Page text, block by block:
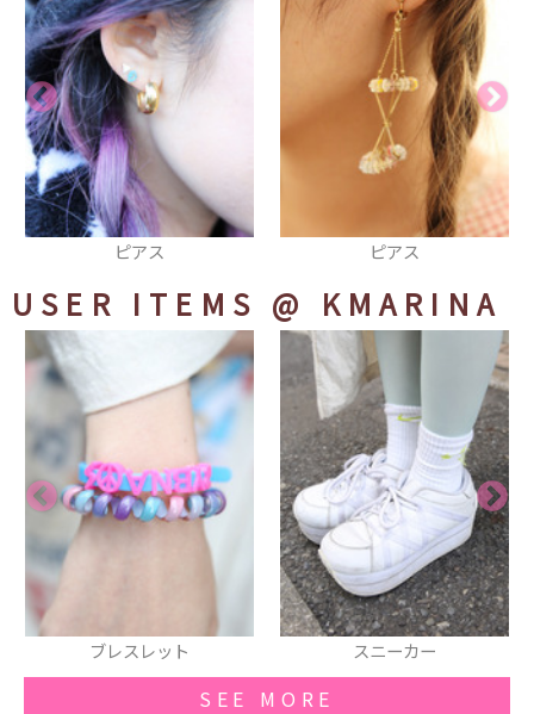
ピアス サンダル
USER ITEMS @ KMARINA
スニーカー ハット
SEE MORE